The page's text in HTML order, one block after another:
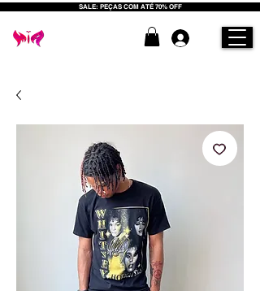
SALE: PEÇAS COM ATÉ 70% OFF